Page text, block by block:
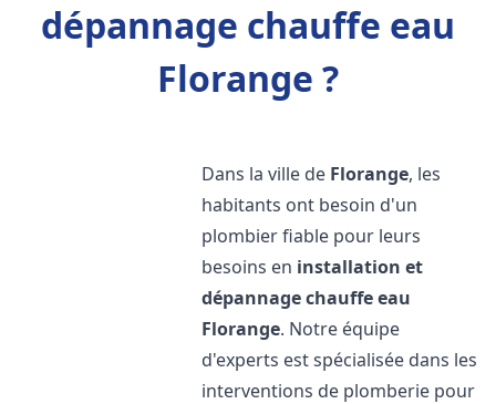
dépannage chauffe eau
Florange ?
Dans la ville de Florange, les
habitants ont besoin d'un
plombier fiable pour leurs
besoins en installation et
dépannage chauffe eau
Florange. Notre équipe
d'experts est spécialisée dans les
interventions de plomberie pour